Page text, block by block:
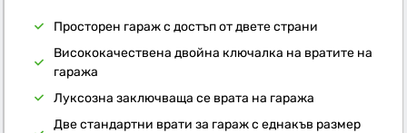
Просторен гараж с достъп от двете страни
Висококачествена двойна ключалка на вратите на
гаража
Луксозна заключваща се врата на гаража
Две стандартни врати за гараж с еднакъв размер